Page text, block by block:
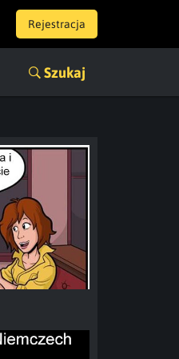
Rejestracja
Szukaj